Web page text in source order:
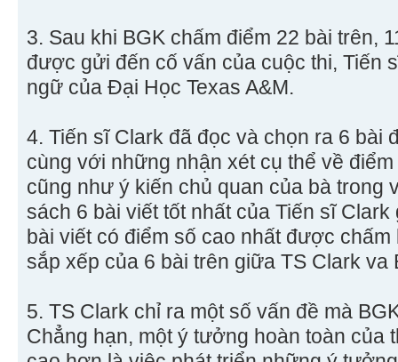
3. Sau khi BGK chấm điểm 22 bài trên,
được gửi đến cố vấn của cuộc thi, Tiến
ngữ của Đại Học Texas A&M.
4. Tiến sĩ Clark đã đọc và chọn ra 6 bài
cùng với những nhận xét cụ thể về
cũng như ý kiến chủ quan của bà trong
sách 6 bài viết tốt nhất của Tiến sĩ
bài viết có điểm số cao nhất được
sắp xếp của 6 bài trên giữa TS Clark va
5. TS Clark chỉ ra một số vấn đề mà
Chẳng hạn, một ý tưởng hoàn toàn của